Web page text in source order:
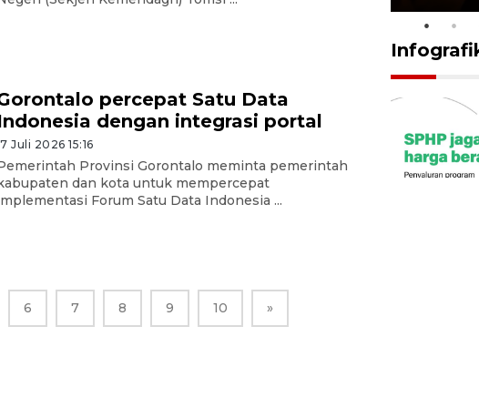
percepat Satu Data
dengan integrasi portal
Juli 2026 15:16
Provinsi Gorontalo meminta pemerintah
dan kota untuk mempercepat
Forum Satu Data Indonesia ...
6 7 8 9 10 »